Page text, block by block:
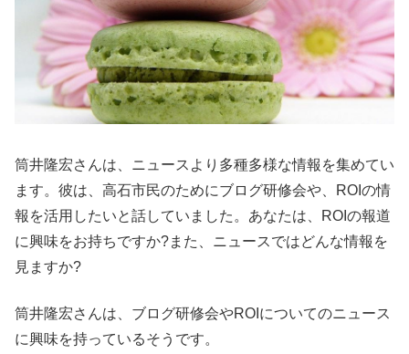
筒井隆宏さんは、ニュースより多種多様な情報を集めてい
ます。彼は、高石市民のためにブログ研修会や、ROIの情
報を活用したいと話していました。あなたは、ROIの報道
に興味をお持ちですか?また、ニュースではどんな情報を
見ますか?
筒井隆宏さんは、ブログ研修会やROIについてのニュース
に興味を持っているそうです。